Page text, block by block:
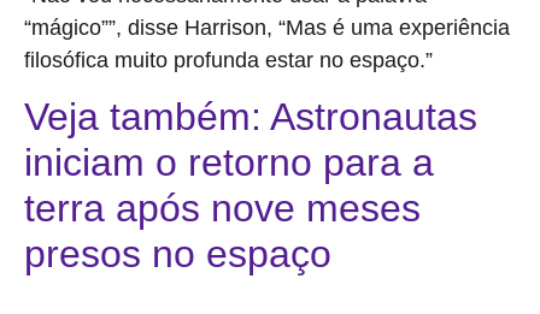
“mágico””, disse Harrison, “Mas é uma experiência
filosófica muito profunda estar no espaço.”
Veja também: Astronautas
iniciam o retorno para a
terra após nove meses
presos no espaço